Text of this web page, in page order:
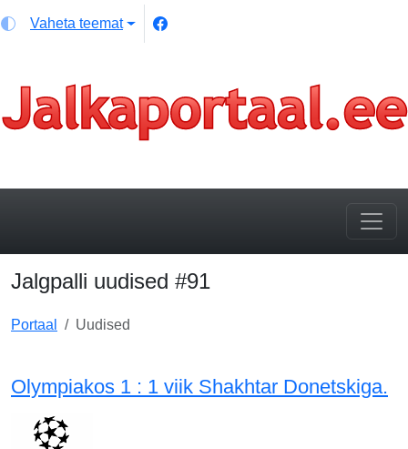
Vaheta teemat
Jalgpalli uudised #91
Portaal Uudised
Olympiakos 1 : 1 viik Shakhtar Donetskiga.